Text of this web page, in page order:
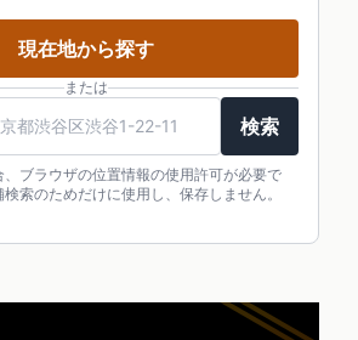
現在地から探す
または
検索
ブラウザの位置情報の使用許可が必要で
索のためだけに使用し、保存しません。